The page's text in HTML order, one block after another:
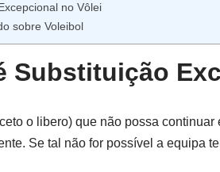
no Vôlei
sobre Voleibol
Substituição
o libero) que não possa
Se tal não for possível a equipa